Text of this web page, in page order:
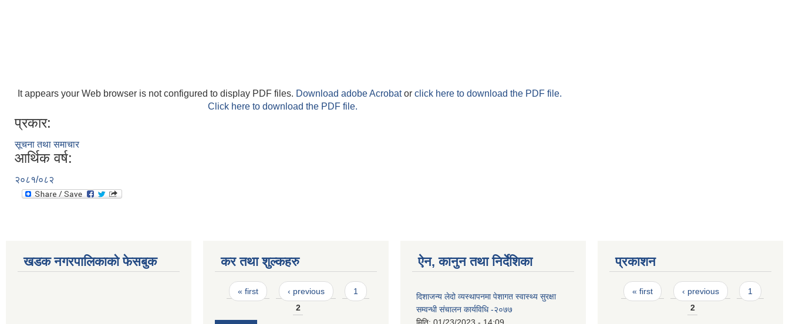
It appears your Web browser is not configured to display PDF files. Download adobe Acrobator click here to download the PDF file.
Click here to download the PDF file.
प्रकार:
सूचना तथा समाचार
आर्थिक वर्ष:
२०८१/०८२
खडक नगरपालिकाको फेसबुक कर तथा शुल्कहरु
Pages
« first ‹ previous
1
2
ऐन, कानुन तथा निर्देशिका
दिशाजन्य लेदो व्यस्थापनमा पेशागत स्वास्थ्य सुरक्षा
सम्वन्धी संचालन कार्यविधि -२०७७
प्रकाशन
Pages
« first ‹ previous
1
2